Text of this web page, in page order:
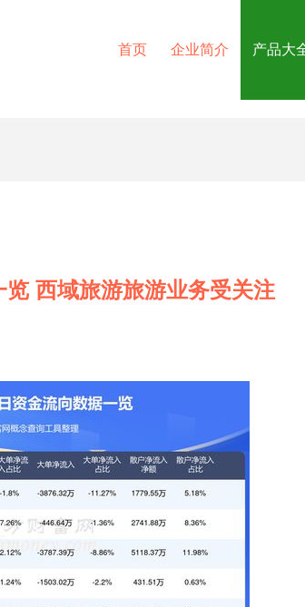
首页 企业简介 产品大
西域旅游旅游业务受关注